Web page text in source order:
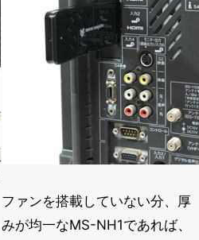
ファンを搭載していない分、厚
みが均一なMS-NH1であれば、